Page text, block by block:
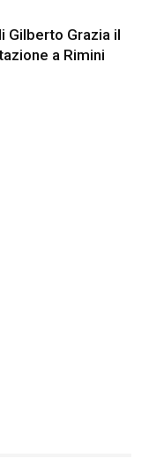
Gilberto Grazia il
a Rimini